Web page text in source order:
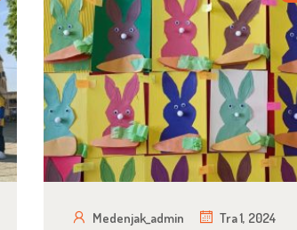
Medenjak_admin Tra 1, 2024